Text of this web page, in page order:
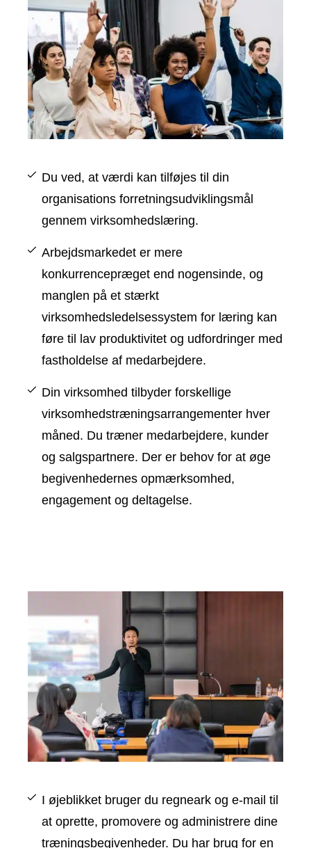
Du ved, at værdi kan tilføjes til din
organisations forretningsudviklingsmål
gennem virksomhedslæring.
Arbejdsmarkedet er mere
konkurrencepræget end nogensinde, og
manglen på et stærkt
virksomhedsledelsessystem for læring kan
føre til lav produktivitet og udfordringer med
fastholdelse af medarbejdere.
Din virksomhed tilbyder forskellige
virksomhedstræningsarrangementer hver
måned. Du træner medarbejdere, kunder
og salgspartnere. Der er behov for at øge
begivenhedernes opmærksomhed,
engagement og deltagelse.
I øjeblikket bruger du regneark og e-mail til
at oprette, promovere og administrere dine
træningsbegivenheder. Du har brug for en